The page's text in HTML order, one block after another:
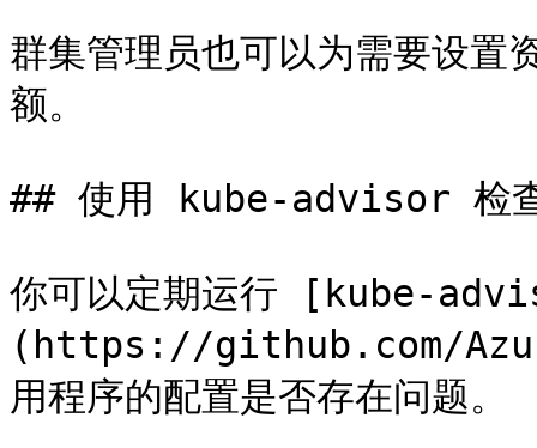
群集管理员也可以为需要设置
额。
## 使用 kube-advisor 检查
你可以定期运行 [kube-
(https://github.com/
用程序的配置是否存在问题。